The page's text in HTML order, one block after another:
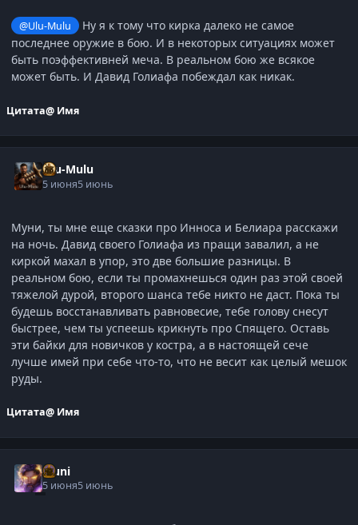
@Ulu-Mulu
Ну я к тому что кирка далеко не самое
последнее оружие в бою. И в некоторых ситуациях может
быть поэффективней меча. В реальном бою же всякое
может быть. И Давид Голиафа побеждал как никак.
Цитата@ Имя
Ulu-Mulu
5 июня5 июнь
Муни, ты мне еще сказки про Инноса и Белиара расскажи
на ночь. Давид своего Голиафа из пращи завалил, а не
киркой махал в упор, это две большие разницы. В
реальном бою, если ты промахнешься один раз этой своей
тяжелой дурой, второго шанса тебе никто не даст. Пока ты
будешь восстанавливать равновесие, тебе голову снесут
быстрее, чем ты успеешь крикнуть про Спящего. Оставь
эти байки для новичков у костра, а в настоящей сече
лучше имей при себе что-то, что не весит как целый мешок
руды.
Цитата@ Имя
Muni
5 июня5 июнь